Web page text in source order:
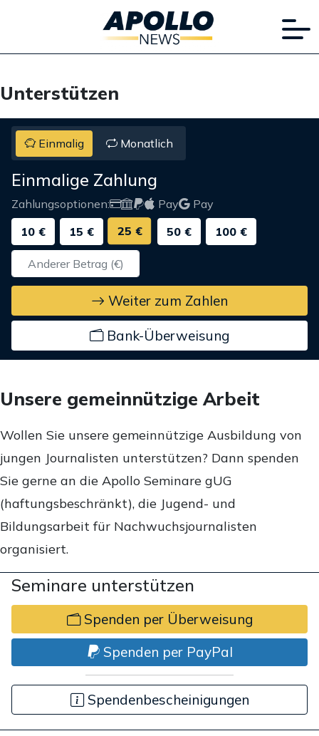
Unterstützen
Einmalig Monatlich
Einmalige Zahlung
Zahlungsoptionen: Pay
Pay
10 €
15 € 25 € 50 € 100 €
Weiter zum Zahlen
Bank-Überweisung
Unsere gemeinnützige Arbeit
Wollen Sie unsere gemeinnützige Ausbildung von
jungen Journalisten unterstützen? Dann spenden
Sie gerne an die Apollo Seminare gUG
(haftungsbeschränkt), die Jugend- und
Bildungsarbeit für Nachwuchsjournalisten
organisiert.
Seminare unterstützen
Spenden per Überweisung
Spenden per PayPal
Spendenbescheinigungen